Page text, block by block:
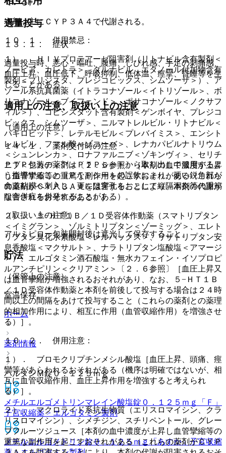
過量投与
１３．１． 症状
過量投与時、悪心・嘔吐、腹痛、しびれ感、手足の刺痛感、
血圧上昇、血圧低下、呼吸抑制、低体温、痙攣、昏睡等を生
じることがある。
適用上の注意、取扱い上の注意
（適用上の注意）
１４．１． 薬剤交付時の注意
ＰＴＰ包装の薬剤はＰＴＰシートから取り出して服用するよ
う指導すること（ＰＴＰシートの誤飲により、硬い鋭角部が
食道粘膜へ刺入し、更には穿孔をおこして縦隔洞炎等の重篤
な合併症を併発することがある）。
（取扱い上の注意）
アルミピロー包装開封後は遮光して保存すること。
貯法
（保管上の注意）
室温保存。
ホーム
薬剤情報
パルタンＭ錠０．１２５ｍｇ
メチルエルゴメトリンマレイン酸塩錠０．１２５ｍｇ「Ｆ」
子宮収縮薬 > エルゴタミン製剤
メチルエルゴメトリン錠０．１２５ｍｇ「あすか」子宮収縮
本剤は主にＣＹＰ３Ａ４で代謝される。
１０．１． 併用禁忌：
１）． ＨＩＶプロテアーゼ阻害剤（リトナビル含有製剤＜
ノービア、カレトラ＞、ダルナビル エタノール付加物含有
製剤＜プリジスタ、プレジコビックス、シムツーザ＞）、ア
ゾール系抗真菌薬（イトラコナゾール＜イトリゾール＞、ボ
リコナゾール＜ブイフェンド＞、ポサコナゾール＜ノクサフ
ィル＞）、コビシスタット含有製剤＜ゲンボイヤ、プレジコ
ビックス、シムツーザ＞、ニルマトレルビル・リトナビル＜
パキロビッド＞、レテルモビル＜プレバイミス＞、エンシト
レルビル フマル酸＜ゾコーバ＞、レナカパビルナトリウム
＜シュンレンカ＞、ロナファルニブ＜ゾキンヴィ＞、セリチ
ニブ＜ジカディア＞〔２．６参照〕［本剤の血中濃度が上昇
し血管攣縮等の重篤な副作用を起こすおそれがある（これら
の薬剤がＣＹＰ３Ａ４を阻害することにより、本剤の代謝が
阻害されるおそれがある）］。
２）． ５−ＨＴ１Ｂ／１Ｄ受容体作動薬（スマトリプタン
＜イミグラン＞、ゾルミトリプタン＜ゾーミッグ＞、エレト
リプタン臭化水素酸塩＜レルパックス＞、リザトリプタン安
息香酸塩＜マクサルト＞、ナラトリプタン塩酸塩＜アマージ
＞）、エルゴタミン酒石酸塩・無水カフェイン・イソプロピ
ルアンチピリン＜クリアミン＞〔２．６参照〕［血圧上昇又
は血管攣縮が増強されるおそれがあり、なお、５−ＨＴ１Ｂ
／１Ｄ受容体作動薬と本剤を前後して投与する場合は２４時
間以上の間隔をあけて投与すること（これらの薬剤との薬理
的相加作用により、相互に作用（血管収縮作用）を増強させ
る）］。
１０．２． 併用注意：
１）． ブロモクリプチンメシル酸塩［血圧上昇、頭痛、痙
攣等があらわれるおそれがある（機序は明確ではないが、相
互に血管収縮作用、血圧上昇作用を増強すると考えられ
る）］。
２）． マクロライド系抗生物質（エリスロマイシン、クラ
リスロマイシン）、シメチジン、スチリペントール、グレー
プフルーツジュース［本剤の血中濃度が上昇し血管攣縮等の
重篤な副作用を起こすおそれがある（これらの薬剤がＣＹＰ